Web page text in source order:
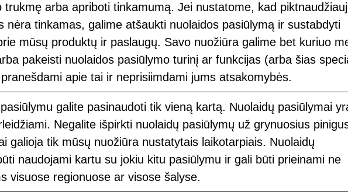
trukmę arba apriboti tinkamumą. Jei nustatome, kad
nėra tinkamas, galime atšaukti nuolaidos pasiūlymą ir sustabdyti
mūsų produktų ir paslaugų. Savo nuožiūra galime bet kuriuo
pakeisti nuolaidos pasiūlymo turinį ar funkcijas (arba šias
apie tai ir neprisiimdami jums atsakomybės.
galite pasinaudoti tik vieną kartą. Nuolaidų pasiūlymai
Negalite išpirkti nuolaidų pasiūlymų už grynuosius
galioja tik mūsų nuožiūra nustatytais laikotarpiais. Nuolaidų
naudojami kartu su jokiu kitu pasiūlymu ir gali būti prieinami ne
visuose regionuose ar visose šalyse.